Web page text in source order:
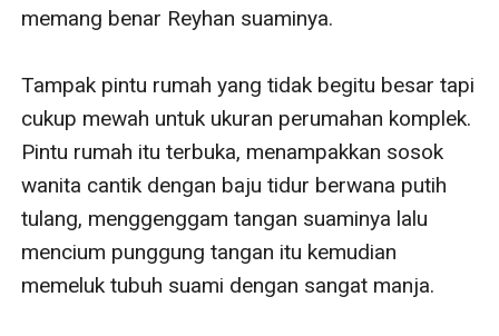
memang benar Reyhan suaminya.
Tampak pintu rumah yang tidak begitu besar tapi
cukup mewah untuk ukuran perumahan komplek.
Pintu rumah itu terbuka, menampakkan sosok
wanita cantik dengan baju tidur berwana putih
tulang, menggenggam tangan suaminya lalu
mencium punggung tangan itu kemudian
memeluk tubuh suami dengan sangat manja.